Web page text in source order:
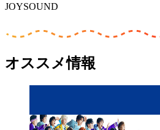
JOYSOUND
オススメ情報